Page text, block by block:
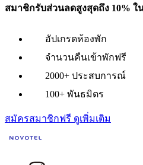
สมาชิกรับส่วนลดสูงสุดถึง 10%
อัปเกรดห้องพัก
จำนวนคืนเข้าพักฟรี
2000+ ประสบการณ์
100+ พันธมิตร
สมัครสมาชิกฟรี ดูเพิ่มเติม